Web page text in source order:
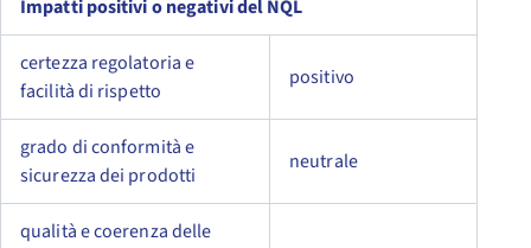
Impatti positivi o negativi del NQL
certezza regolatoria e
facilità di rispetto
positivo
grado di conformità e
sicurezza dei prodotti
neutrale
qualità e coerenza delle